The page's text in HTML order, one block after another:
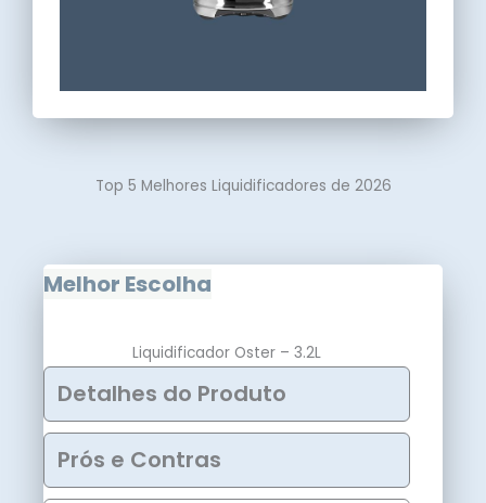
Top 5 Melhores Liquidificadores de 2026
Melhor Escolha
Liquidificador Oster – 3.2L
Detalhes do Produto
Prós e Contras